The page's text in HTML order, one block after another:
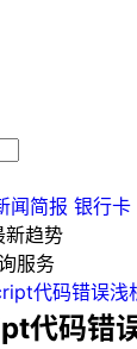
闻简报 银行卡
新趋势
服务
代码错误浅
代码错